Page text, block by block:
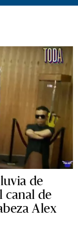
de
canal de
Alex